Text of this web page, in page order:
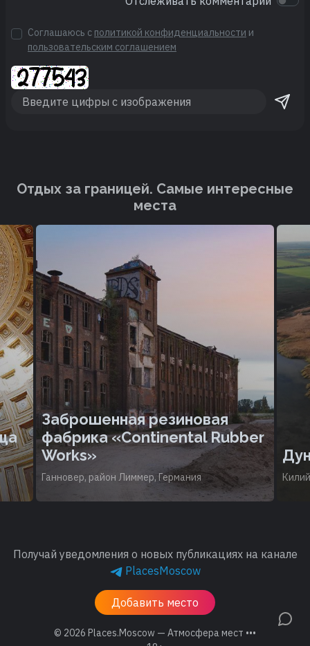
Соглашаюсь с политикой конфиденциальности и
пользовательским соглашением
Отдых за границей. Cамые интересные
места
Заброшенная резиновая
фабрика «Continental Rubber
Works»
Ганновер, район Лиммер, Германия
Получай уведомления о новых публикациях на канале
PlacesMoscow
Добавить место
© 2026 Places.Moscow — Атмосфера мест •••